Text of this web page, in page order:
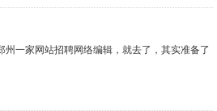
一家网站招聘网络编辑，就去了，其实准备了